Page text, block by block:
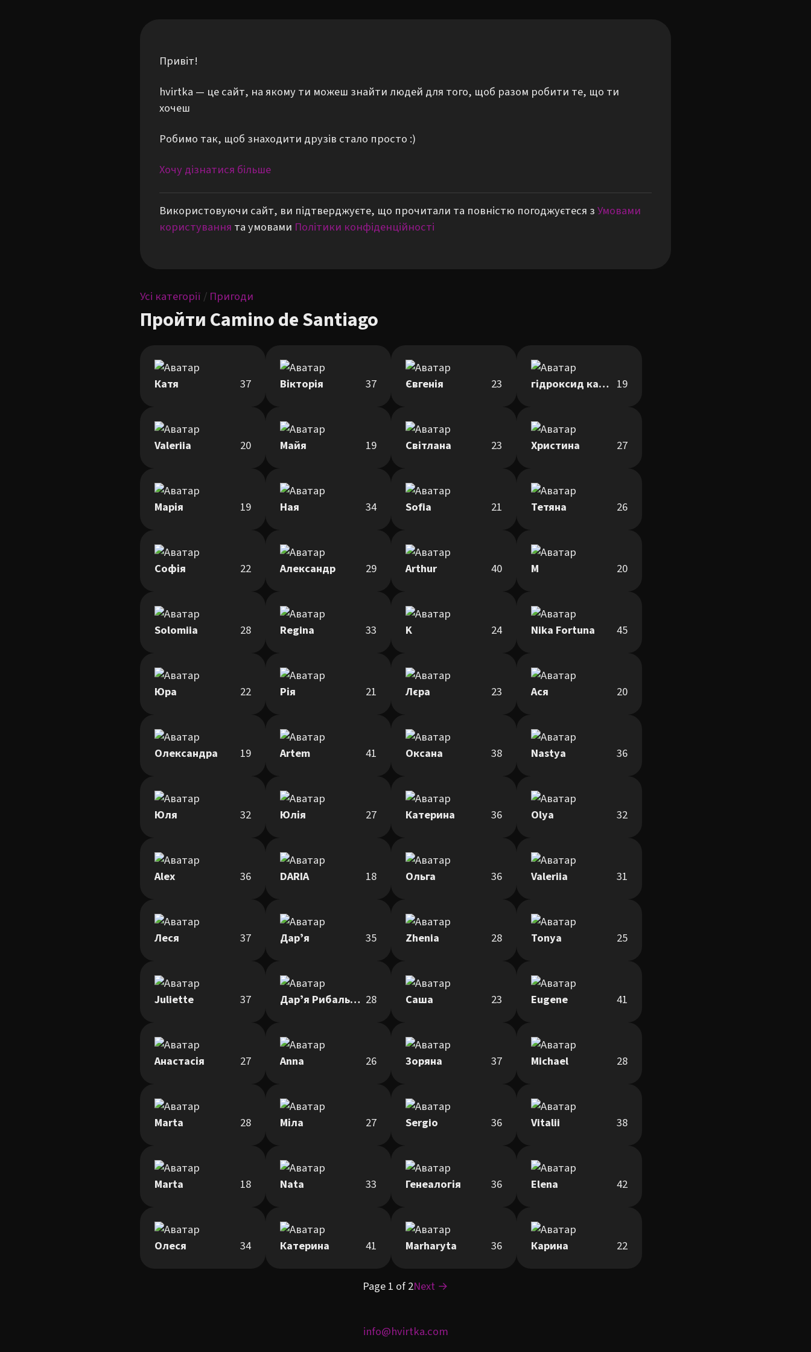
Привіт!
hvirtka — це сайт, на якому ти можеш знайти людей для того, щоб разом робити те, що ти
хочеш
Робимо так, щоб знаходити друзів стало просто :)
Хочу дізнатися більше
Використовуючи сайт, ви підтверджуєте, що прочитали та повністю погоджуєтеся зУмовами
користування та умовами Політики конфіденційності
Усі категорії / Пригоди
Пройти Camino de Santiago
Катя 37 Вікторія 37 Євгенія 23 гідроксид кальцію 19
Valeriia 20 Майя 19 Світлана 23 Христина 27
Марія 19 Ная 34 Sofia 21 Тетяна 26
Софія 22 Александр 29 Arthur 40 М 20
Solomiia 28 Regina 33 K 24 Nika Fortuna 45
Юра 22 Рія 21 Лєра 23 Ася 20
Олександра 19 Artem 41 Оксана 38 Nastya 36
Юля 32 Юлія 27 Катерина 36 Olya 32
Alex 36 DARIA 18 Ольга 36 Valeriia 31
Леся 37 Дарʼя 35 Zhenia 28 Tonya 25
Juliette 37 Дарʼя Рибальченко 28 Саша 23 Eugene 41
Анастасія 27 Anna 26 Зоряна 37 Michael 28
Marta 28 Міла 27 Sergio 36 Vitalii 38
Marta 18 Nata 33 Генеалогія 36 Elena 42
Олеся 34 Катерина 41 Marharyta 36 Карина 22
Page 1 of 2Next →
info@hvirtka.com